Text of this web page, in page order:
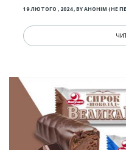
19 ЛЮТОГО , 2024,BYАНОНІМ (НЕ